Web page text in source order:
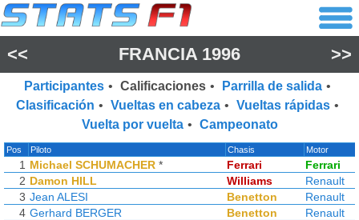
<< FRANCIA 1996 >>
Participantes • Calificaciones • Parrilla de salida •
Clasificación • Vueltas en cabeza • Vueltas rápidas •
Vuelta por vuelta • Campeonato
Pos Piloto Chasis Motor
1 Michael SCHUMACHER * Ferrari
Ferrari
2 Damon HILL Williams
Renault
3 Jean ALESI Benetton
Renault
4 Gerhard BERGER Benetton
Renault